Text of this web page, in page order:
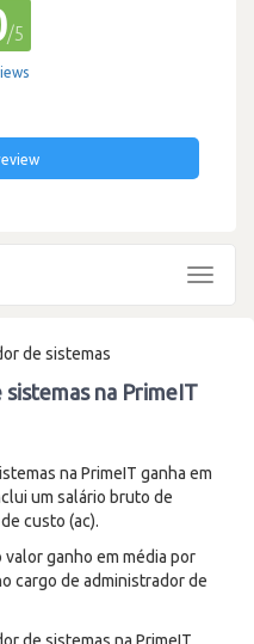
/5
Toggle
de sistemas
na PrimeIT
na PrimeIT ganha em
um salário bruto de
custo (ac).
ganho em média por
cargo de administrador de